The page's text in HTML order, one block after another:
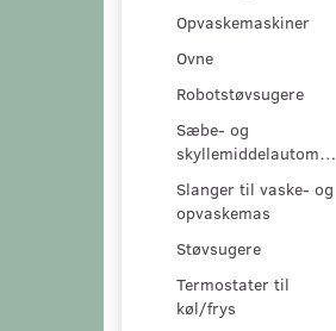
Opvaskemaskiner
Ovne
Robotstøvsugere
Sæbe- og
skyllemiddelautomater
Slanger til vaske- og
opvaskemas
Støvsugere
Termostater til
køl/frys